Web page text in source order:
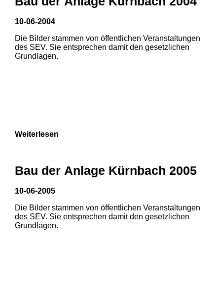
1 2 3
3 4 5
9
10-06-2004
Die Bilder stammen von öffentlichen Veranstaltungen
des SEV. Sie entsprechen damit den gesetzlichen
Grundlagen.
Weiterlesen
Bau der Anlage Kürnbach 2005
10-06-2005
Die Bilder stammen von öffentlichen Veranstaltungen
des SEV. Sie entsprechen damit den gesetzlichen
Grundlagen.